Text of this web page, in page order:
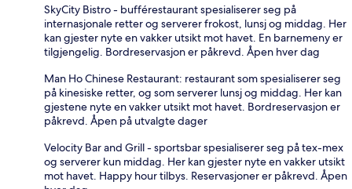
SkyCity Bistro - bufférestaurant spesialiserer seg på
internasjonale retter og serverer frokost, lunsj og middag. Her
kan gjester nyte en vakker utsikt mot havet. En barnemeny er
tilgjengelig. Bordreservasjon er påkrevd. Åpen hver dag
Man Ho Chinese Restaurant: restaurant som spesialiserer seg
på kinesiske retter, og som serverer lunsj og middag. Her kan
gjestene nyte en vakker utsikt mot havet. Bordreservasjon er
påkrevd. Åpen på utvalgte dager
Velocity Bar and Grill - sportsbar spesialiserer seg på tex-mex
og serverer kun middag. Her kan gjester nyte en vakker utsikt
mot havet. Happy hour tilbys. Reservasjoner er påkrevd. Åpen